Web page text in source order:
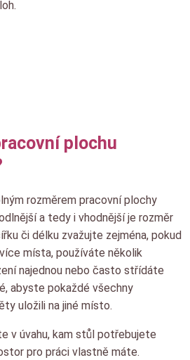
plochu
rozměrem pracovní plochy
a tedy i vhodnější je rozměr
či délku zvažujte zejména, pokud
místa, používáte několik
najednou nebo často střídáte
abyste pokaždé všechny
uložili na jiné místo.
v úvahu, kam stůl potřebujete
pro práci vlastně máte.